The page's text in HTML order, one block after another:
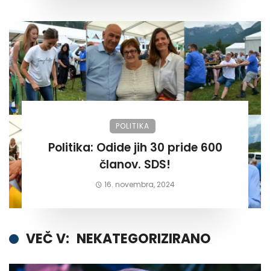
POLITIKA
Politika: Odide jih 30 pride 600
članov. SDS!
16. novembra, 2024
VEČ V: NEKATEGORIZIRANO